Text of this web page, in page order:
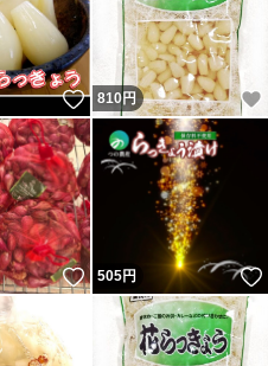
いいね！
810円
いいね！
505円